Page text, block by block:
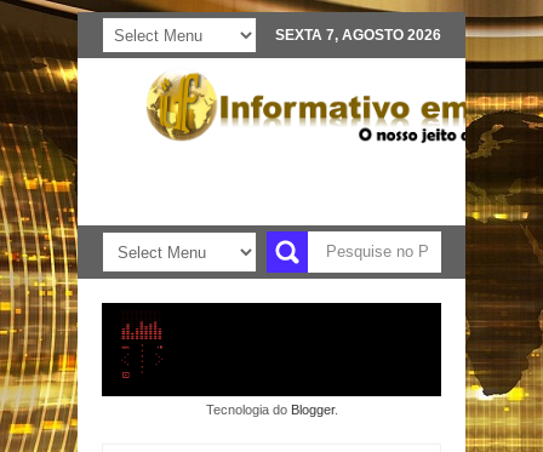
SEXTA 7, AGOSTO 2026
Tecnologia do Blogger.